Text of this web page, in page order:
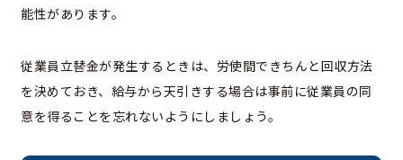
能性があります。
従業員立替金が発生するときは、労使間できちんと回収方法
を決めておき、給与から天引きする場合は事前に従業員の同
意を得ることを忘れないようにしましょう。